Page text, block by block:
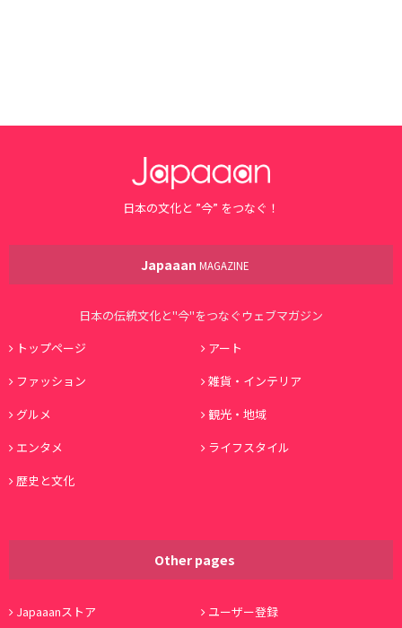
日本の文化と ”今” をつなぐ！
Japaaan MAGAZINE
日本の伝統文化と"今"をつなぐウェブマガジン
トップページ
アート
ファッション
雑貨・インテリア
グルメ
観光・地域
エンタメ
ライフスタイル
歴史と文化
Other pages
Japaaanストア ユーザー登録